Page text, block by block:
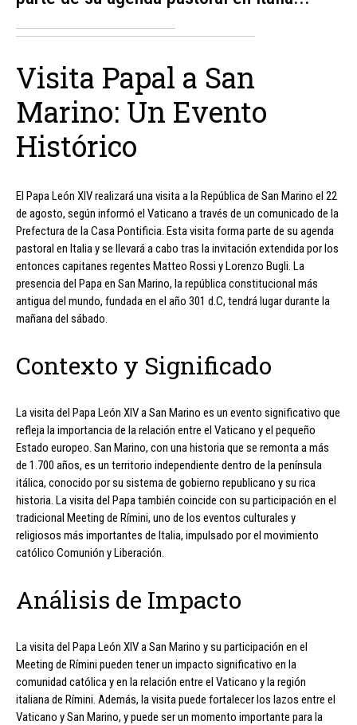
Visita Papal a San
Marino: Un Evento
Histórico
El Papa León XIV realizará una visita a la República de San Marino el 22
de agosto, según informó el Vaticano a través de un comunicado de la
Prefectura de la Casa Pontificia. Esta visita forma parte de su agenda
pastoral en Italia y se llevará a cabo tras la invitación extendida por los
entonces capitanes regentes Matteo Rossi y Lorenzo Bugli. La
presencia del Papa en San Marino, la república constitucional más
antigua del mundo, fundada en el año 301 d.C, tendrá lugar durante la
mañana del sábado.
Contexto y Significado
La visita del Papa León XIV a San Marino es un evento significativo que
refleja la importancia de la relación entre el Vaticano y el pequeño
Estado europeo. San Marino, con una historia que se remonta a más
de 1.700 años, es un territorio independiente dentro de la península
itálica, conocido por su sistema de gobierno republicano y su rica
historia. La visita del Papa también coincide con su participación en el
tradicional Meeting de Rímini, uno de los eventos culturales y
religiosos más importantes de Italia, impulsado por el movimiento
católico Comunión y Liberación.
Análisis de Impacto
La visita del Papa León XIV a San Marino y su participación en el
Meeting de Rímini pueden tener un impacto significativo en la
comunidad católica y en la relación entre el Vaticano y la región
italiana de Rímini. Además, la visita puede fortalecer los lazos entre el
Vaticano y San Marino, y puede ser un momento importante para la